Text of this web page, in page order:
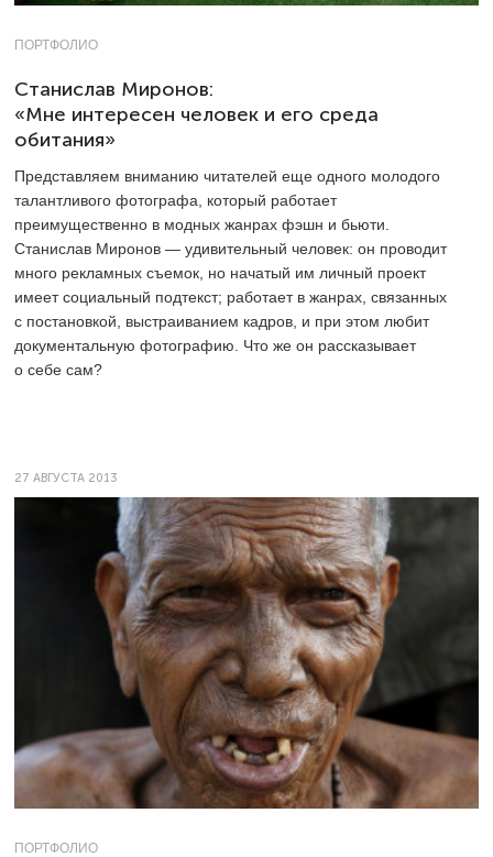
ПОРТФОЛИО
Станислав Миронов:
«Мне интересен человек и его среда
обитания»
Представляем вниманию читателей еще одного молодого
талантливого фотографа, который работает
преимущественно в модных жанрах фэшн и бьюти.
Станислав Миронов — удивительный человек: он проводит
много рекламных съемок, но начатый им личный проект
имеет социальный подтекст; работает в жанрах, связанных
с постановкой, выстраиванием кадров, и при этом любит
документальную фотографию. Что же он рассказывает
о себе сам?
27 АВГУСТА 2013
ПОРТФОЛИО